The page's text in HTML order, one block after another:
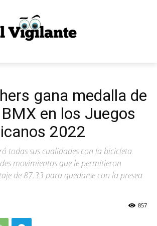
gana medalla de
en los Juegos
2022
todas sus cualidades con la bicicleta
movimientos que le permitieron
de 87.33 para quedarse con la presea
857